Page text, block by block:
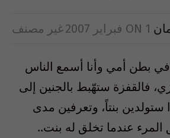
ON 1 فبراير 2007 غير مصنف
في بطن أمي وأنا أسمع الناس
فالقفزة ستهّبط بالجنين إلى
بنتاً، وتعرفين مدى
المرء عندما تخلق له بنت..